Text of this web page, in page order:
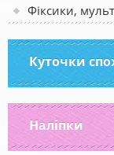
Фіксики,
Куточки
Наліпки